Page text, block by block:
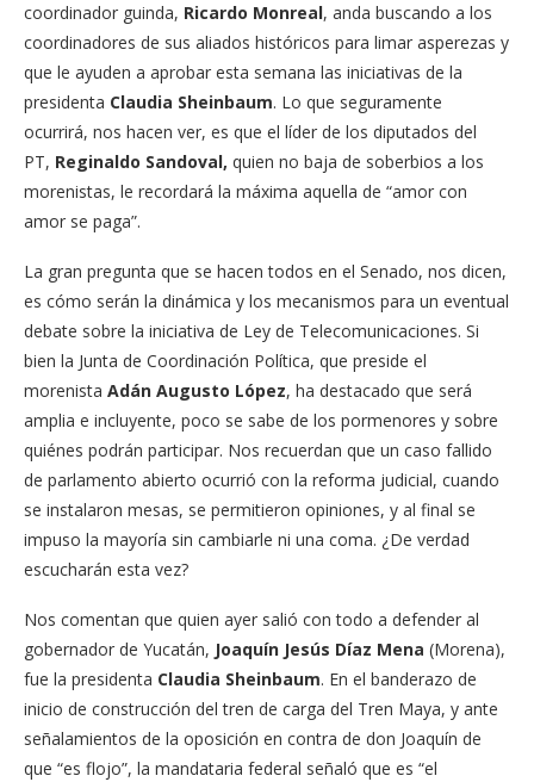
coordinador guinda, Ricardo Monreal, anda buscando a los
coordinadores de sus aliados históricos para limar asperezas y
que le ayuden a aprobar esta semana las iniciativas de la
presidenta Claudia Sheinbaum. Lo que seguramente
ocurrirá, nos hacen ver, es que el líder de los diputados del
PT, Reginaldo Sandoval, quien no baja de soberbios a los
morenistas, le recordará la máxima aquella de “amor con
amor se paga”.
La gran pregunta que se hacen todos en el Senado, nos dicen,
es cómo serán la dinámica y los mecanismos para un eventual
debate sobre la iniciativa de Ley de Telecomunicaciones. Si
bien la Junta de Coordinación Política, que preside el
morenista Adán Augusto López, ha destacado que será
amplia e incluyente, poco se sabe de los pormenores y sobre
quiénes podrán participar. Nos recuerdan que un caso fallido
de parlamento abierto ocurrió con la reforma judicial, cuando
se instalaron mesas, se permitieron opiniones, y al final se
impuso la mayoría sin cambiarle ni una coma. ¿De verdad
escucharán esta vez?
Nos comentan que quien ayer salió con todo a defender al
gobernador de Yucatán, Joaquín Jesús Díaz Mena (Morena),
fue la presidenta Claudia Sheinbaum. En el banderazo de
inicio de construcción del tren de carga del Tren Maya, y ante
señalamientos de la oposición en contra de don Joaquín de
que “es flojo”, la mandataria federal señaló que es “el